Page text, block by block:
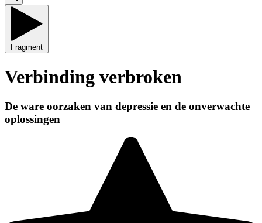
Fragment
Verbinding verbroken
De ware oorzaken van depressie en de onverwachte
oplossingen